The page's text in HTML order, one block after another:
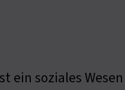
soziales